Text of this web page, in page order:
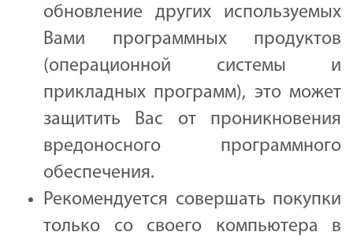
обновление других используемых
Вами программных продуктов
(операционной системы и
прикладных программ), это может
защитить Вас от проникновения
вредоносного программного
обеспечения.
Рекомендуется совершать покупки
только со своего компьютера в